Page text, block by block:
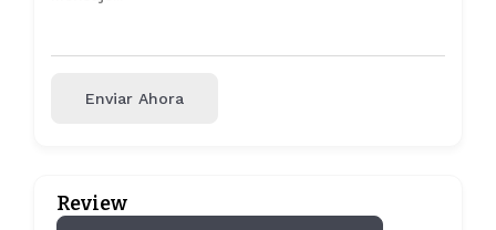
Enviar Ahora
Review